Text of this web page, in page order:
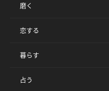
磨く
恋する
暮らす
占う